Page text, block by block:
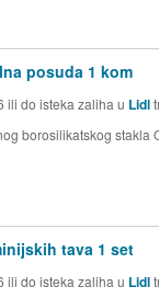
posuda 1 kom
ili do isteka zaliha u Lidl
borosilikatskog stakla
tava 1 set
ili do isteka zaliha u Lidl